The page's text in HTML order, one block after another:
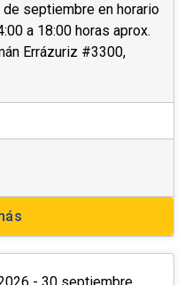
de septiembre en horario
a 18:00 horas aprox.
Errázuriz #3300,